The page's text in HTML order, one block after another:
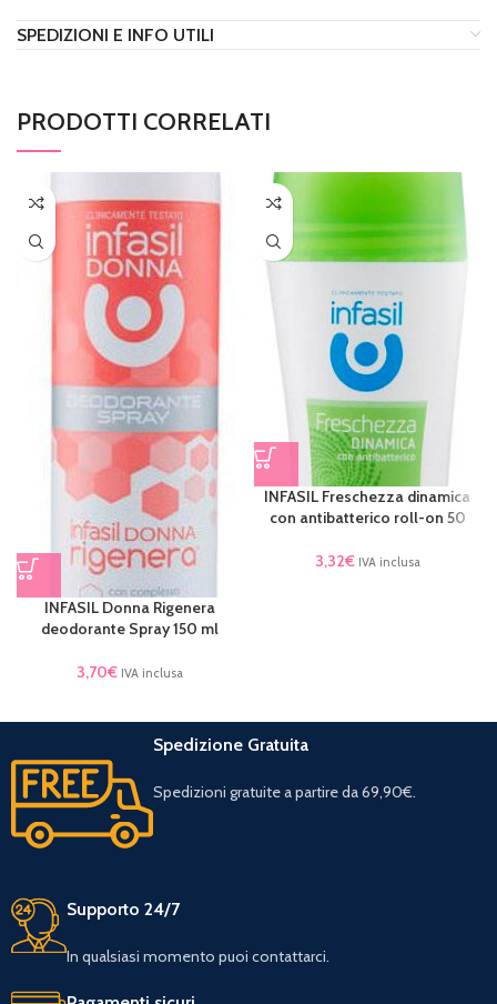
SPEDIZIONI E INFO UTILI
PRODOTTI CORRELATI
INFASIL Donna Rigenera
deodorante Spray 150 ml
3,70€ IVA inclusa
INFASIL Freschezza dinamica
con antibatterico roll-on 50
3,32€ IVA inclusa
Spedizione Gratuita
Spedizioni gratuite a partire da 69,90€.
Supporto 24/7
In qualsiasi momento puoi contattarci.